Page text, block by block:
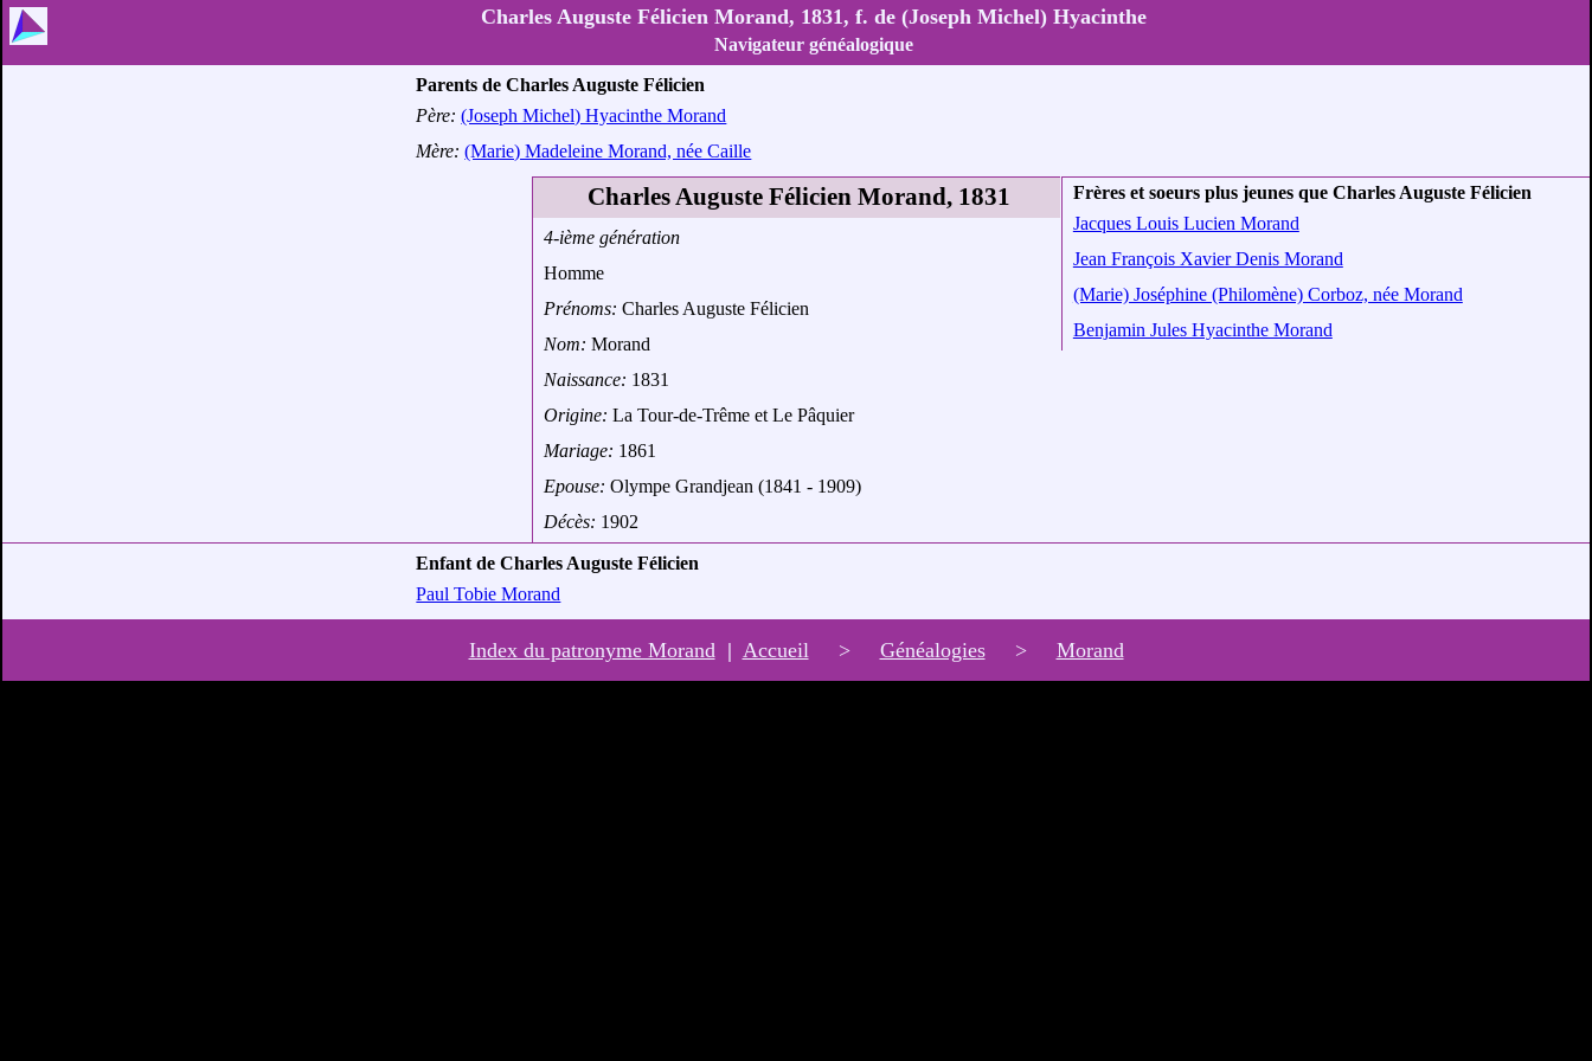
Charles Auguste Félicien Morand, 1831, f. de (Joseph Michel) Hyacinthe
Navigateur généalogique
Parents de Charles Auguste Félicien
Père:(Joseph Michel) Hyacinthe Morand
Mère:(Marie) Madeleine Morand, née Caille
Charles Auguste Félicien Morand, 1831
4-ième génération
Homme
Prénoms:Charles Auguste Félicien
Nom:Morand
Naissance: 1831
Origine:La Tour-de-Trême et Le Pâquier
Mariage: 1861
Epouse:Olympe Grandjean (1841 - 1909)
Décès: 1902
Frères et soeurs plus jeunes que Charles Auguste Félicien
Jacques Louis Lucien Morand
Jean François Xavier Denis Morand
(Marie) Joséphine (Philomène) Corboz, née Morand
Benjamin Jules Hyacinthe Morand
Enfant de Charles Auguste Félicien
Paul Tobie Morand
Index du patronyme Morand | Accueil> Généalogies> Morand